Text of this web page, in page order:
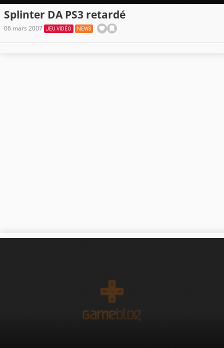
Splinter DA PS3 retardé
06 mars 2007 JEU VIDÉO NEWS